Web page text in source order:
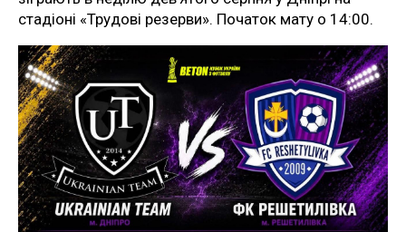
стадіоні «Трудові резерви». Початок мату о 14:00.